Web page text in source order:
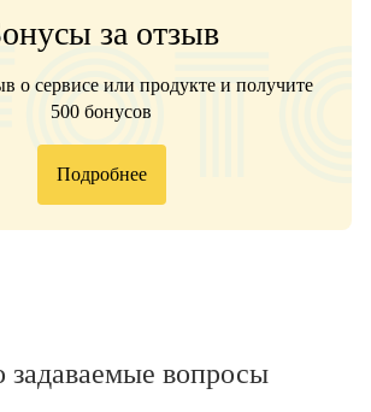
за отзыв
о сервисе или продукте и получите
500 бонусов
Подробнее
задаваемые вопросы